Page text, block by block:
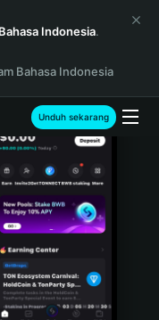
Bahasa Indonesia.
Bahasa Indonesia
Unduh sekarang